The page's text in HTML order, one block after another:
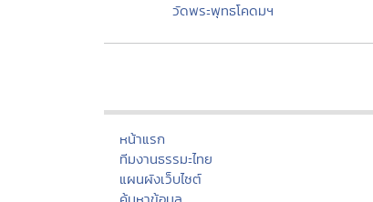
วัดพระพุทธโคดมฯ
หน้าแรก
ทีมงานธรรมะไทย
แผนผังเว็บไซต์